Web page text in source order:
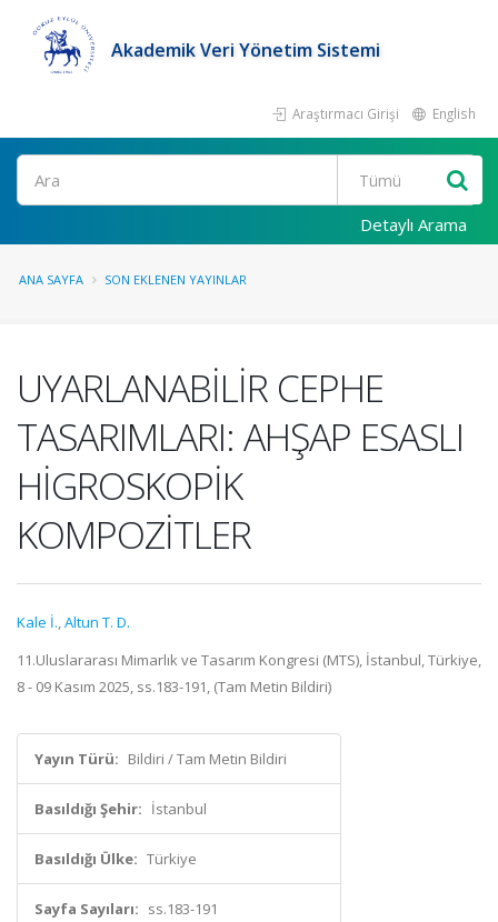
Akademik Veri Yönetim Sistemi
Araştırmacı Girişi English
Ara
Detaylı Arama
ANA SAYFA SON EKLENEN YAYINLAR
UYARLANABİLİR CEPHE
TASARIMLARI: AHŞAP ESASLI
HİGROSKOPİK
KOMPOZİTLER
Kale İ.,Altun T. D.
11.Uluslararası Mimarlık ve Tasarım Kongresi (MTS), İstanbul, Türkiye,
8 - 09 Kasım 2025, ss.183-191, (Tam Metin Bildiri)
Yayın Türü: Bildiri / Tam Metin Bildiri
Basıldığı Şehir: İstanbul
Basıldığı Ülke: Türkiye
Sayfa Sayıları: ss.183-191